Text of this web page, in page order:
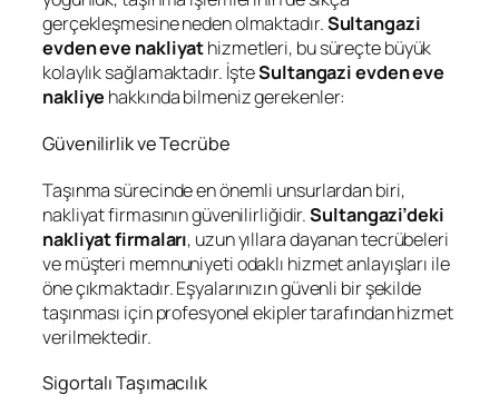
gerçekleşmesine neden olmaktadır.Sultangazi
evden eve nakliyathizmetleri, bu süreçte büyük
kolaylık sağlamaktadır. İşteSultangazi evden eve
nakliye hakkında bilmeniz gerekenler:
Güvenilirlik ve Tecrübe
Taşınma sürecinde en önemli unsurlardan biri,
nakliyat firmasının güvenilirliğidir.Sultangazi’deki
nakliyat firmaları, uzun yıllara dayanan tecrübeleri
ve müşteri memnuniyeti odaklı hizmet anlayışları ile
öne çıkmaktadır. Eşyalarınızın güvenli bir şekilde
taşınması için profesyonel ekipler tarafından hizmet
verilmektedir.
Sigortalı Taşımacılık